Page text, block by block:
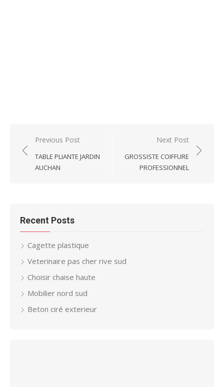
Post
navigation
Previous Post
TABLE PLIANTE JARDIN
AUCHAN
Next Post
GROSSISTE COIFFURE
PROFESSIONNEL
Recent Posts
Cagette plastique
Veterinaire pas cher rive sud
Choisir chaise haute
Mobilier nord sud
Beton ciré exterieur